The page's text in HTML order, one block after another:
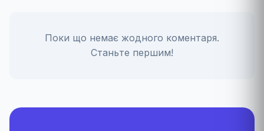
Поки що немає жодного коментаря.
Станьте першим!